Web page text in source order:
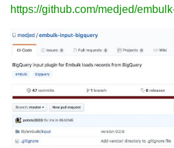
https://github.com/medjed/